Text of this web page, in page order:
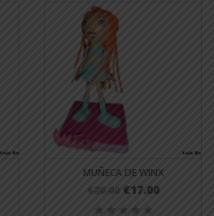
MUÑECA DE WINX
€20.00 €17.00